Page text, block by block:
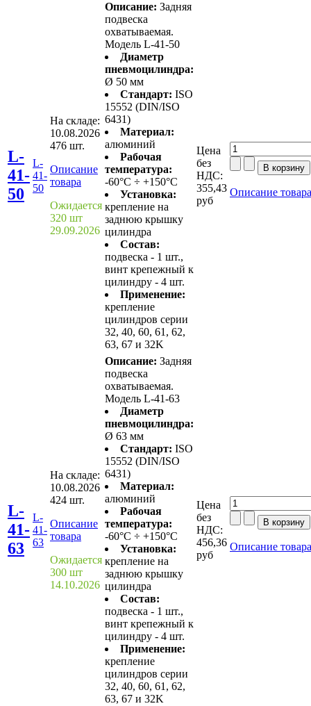
L-
41-
50
L-
41-
50
На складе:
10.08.2026
476 шт.
Описание
товара
Ожидается
320 шт
29.09.2026
Описание: Задняя
подвеска
охватываемая.
Модель L-41-50
Диаметр
пневмоцилиндра:
Ø 50 мм
Стандарт: ISO
15552 (DIN/ISO
6431)
Материал:
алюминий
Рабочая
температура:
-60°C ÷ +150°C
Установка:
крепление на
заднюю крышку
цилиндра
Состав:
подвеска - 1 шт.,
винт крепежный к
цилиндру - 4 шт.
Применение:
крепление
цилиндров серии
32, 40, 60, 61, 62,
63, 67 и 32K
Цена
без
НДС:
355,43
руб
Описание товара
L-
41-
63
L-
41-
63
На складе:
10.08.2026
424 шт.
Описание
товара
Ожидается
300 шт
14.10.2026
Описание: Задняя
подвеска
охватываемая.
Модель L-41-63
Диаметр
пневмоцилиндра:
Ø 63 мм
Стандарт: ISO
15552 (DIN/ISO
6431)
Материал:
алюминий
Рабочая
температура:
-60°C ÷ +150°C
Установка:
крепление на
заднюю крышку
цилиндра
Состав:
подвеска - 1 шт.,
винт крепежный к
цилиндру - 4 шт.
Применение:
крепление
цилиндров серии
32, 40, 60, 61, 62,
63, 67 и 32K
Цена
без
НДС:
456,36
руб
Описание товара